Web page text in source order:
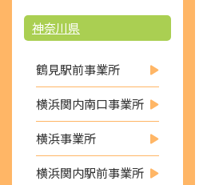
神奈川県
鶴見駅前事業所
横浜関内南口事業所
横浜事業所
横浜関内駅前事業所